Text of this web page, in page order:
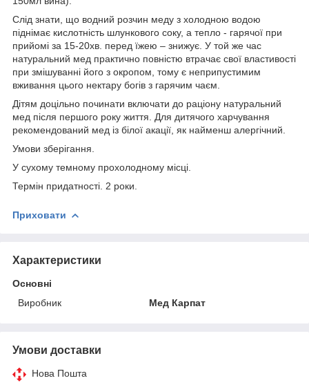
Слід знати, що водний розчин меду з холодною водою
піднімає кислотність шлункового соку, а тепло - гарячої при
прийомі за 15-20хв. перед їжею – знижує. У той же час
натуральний мед практично повністю втрачає свої властивості
при змішуванні його з окропом, тому є неприпустимим
вживання цього нектару богів з гарячим чаєм.
Дітям доцільно починати включати до раціону натуральний
мед після першого року життя. Для дитячого харчування
рекомендований мед із білої акації, як найменш алергічний.
Умови зберігання.
У сухому темному прохолодному місці.
Термін придатності. 2 роки.
Приховати
Характеристики
Основні
Виробник
Мед Карпат
Умови доставки
Нова Пошта